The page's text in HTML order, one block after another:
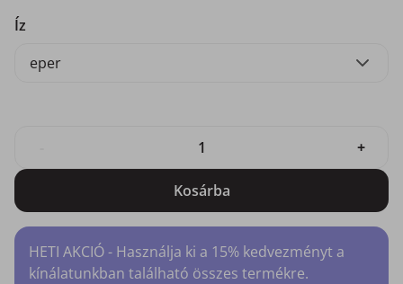
Íz
eper
+
Kosárba
HETI AKCIÓ - Használja ki a 15% kedvezményt a
kínálatunkban található összes termékre.